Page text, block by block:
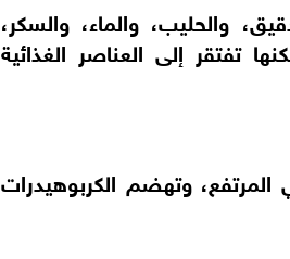
والحليب، والماء، والسكر،
تفتقر إلى العناصر الغذائية
وتهضم الكربوهيدرات